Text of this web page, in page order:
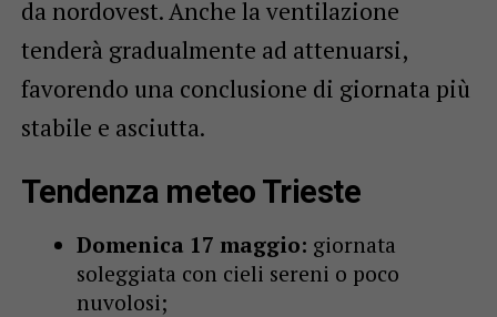
da nordovest. Anche la ventilazione
tenderà gradualmente ad attenuarsi,
favorendo una conclusione di giornata più
stabile e asciutta.
Tendenza meteo Trieste
Domenica 17 maggio: giornata
soleggiata con cieli sereni o poco
nuvolosi;